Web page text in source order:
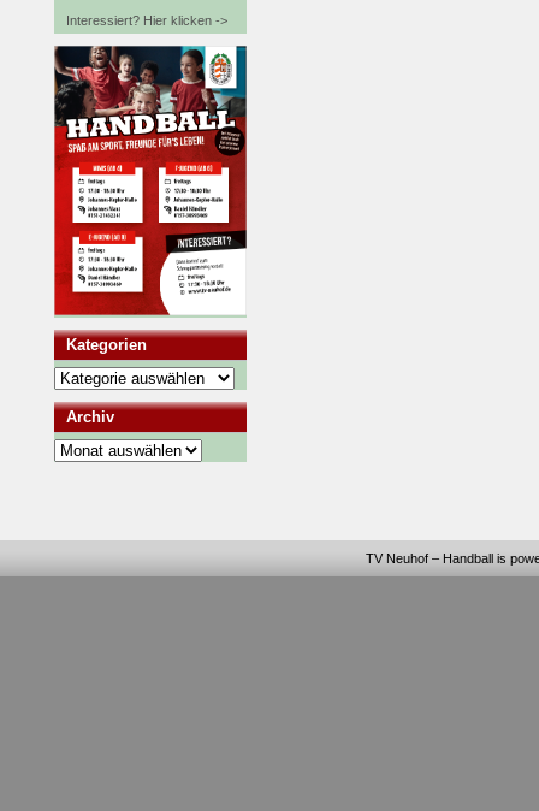
Interessiert? Hier klicken ->
Kategorien
Kategorien
Archiv
Archiv
TV Neuhof – Handball is